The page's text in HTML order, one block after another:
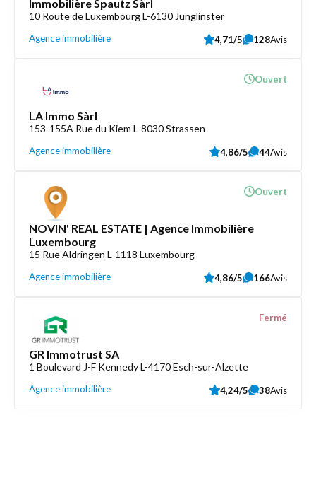
Immobilière Spautz Sàrl
10 Route de Luxembourg L-6130 Junglinster
Agence immobilière 4,71/5 128Avis
LA Immo Sàrl
153-155A Rue du Kiem L-8030 Strassen
Agence immobilière
Ouvert
4,86/5 44Avis
NOVIN' REAL ESTATE | Agence Immobilière
Luxembourg
15 Rue Aldringen L-1118 Luxembourg
Agence immobilière
Ouvert
4,86/5 166Avis
GR Immotrust SA
1 Boulevard J-F Kennedy L-4170 Esch-sur-Alzette
Agence immobilière
Fermé
4,24/5 38Avis